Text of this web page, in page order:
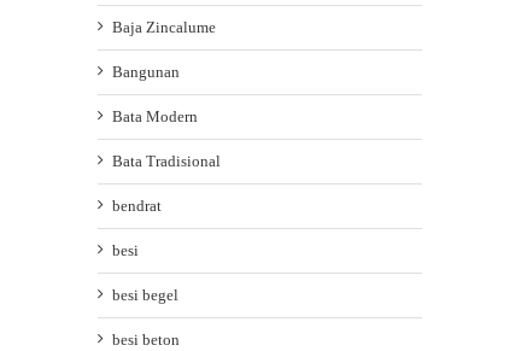
Baja Zincalume
Bangunan
Bata Modern
Bata Tradisional
bendrat
besi
besi begel
besi beton